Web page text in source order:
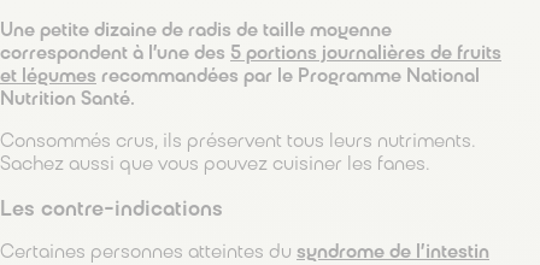
Une petite dizaine de radis de taille moyenne
correspondent à l’une des 5 portions journalières de fruits
et légumes recommandées par le Programme National
Nutrition Santé.
Consommés crus, ils préservent tous leurs nutriments.
Sachez aussi que vous pouvez cuisiner les fanes.
Les contre-indications
Certaines personnes atteintes du syndrome de l’intestin